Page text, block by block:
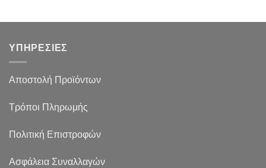
ΥΠΗΡΕΣΙΕΣ
Αποστολή Προϊόντων
Τρόποι Πληρωμής
Πολιτική Επιστροφών
Ασφάλεια Συναλλαγών